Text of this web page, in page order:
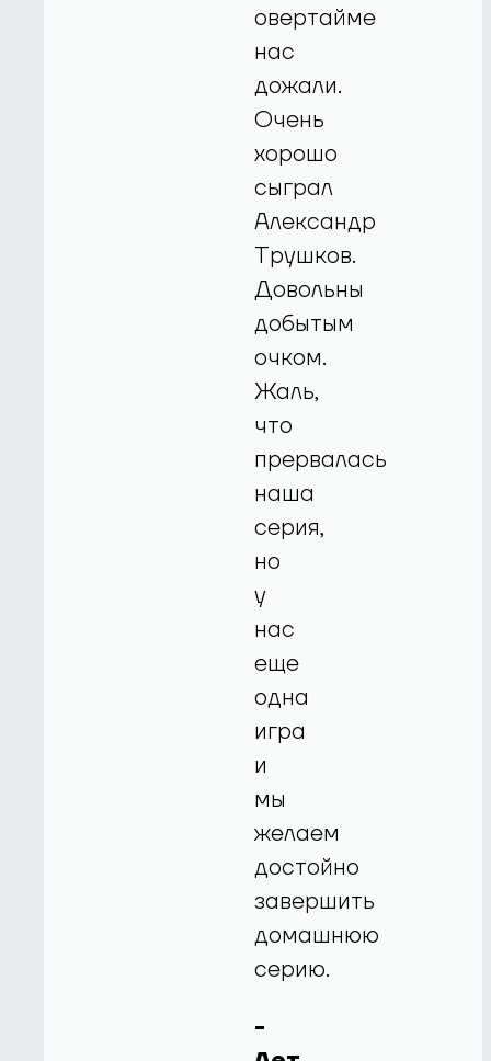
овертайме
нас
дожали.
Очень
хорошо
сыграл
Александр
Трушков.
Довольны
добытым
очком.
Жаль,
что
прервалась
наша
серия,
но
у
нас
еще
одна
игра
и
мы
желаем
достойно
завершить
домашнюю
серию.
-